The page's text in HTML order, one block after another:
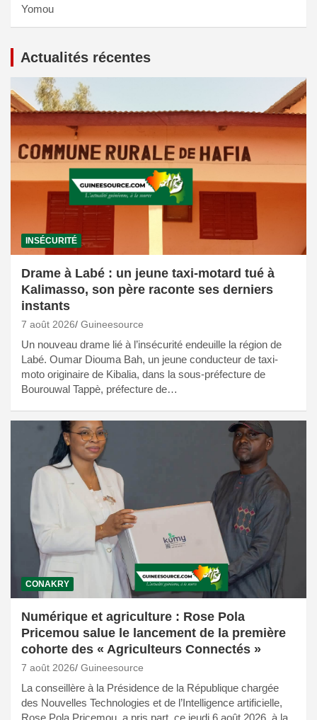
Yomou
Actualités récentes
INSÉCURITÉ
Drame à Labé : un jeune taxi-motard tué à
Kalimasso, son père raconte ses derniers
instants
7 août 2026 Guineesource
Un nouveau drame lié à l’insécurité endeuille la région de
Labé. Oumar Diouma Bah, un jeune conducteur de taxi-
moto originaire de Kibalia, dans la sous-préfecture de
Bourouwal Tappè, préfecture de…
CONAKRY
Numérique et agriculture : Rose Pola
Pricemou salue le lancement de la première
cohorte des « Agriculteurs Connectés »
7 août 2026 Guineesource
La conseillère à la Présidence de la République chargée
des Nouvelles Technologies et de l’Intelligence artificielle,
Rose Pola Pricemou, a pris part, ce jeudi 6 août 2026, à la